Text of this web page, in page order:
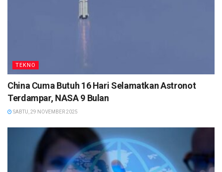
TEKNO
China Cuma Butuh 16 Hari Selamatkan Astronot
Terdampar, NASA 9 Bulan
SABTU, 29 NOVEMBER 2025